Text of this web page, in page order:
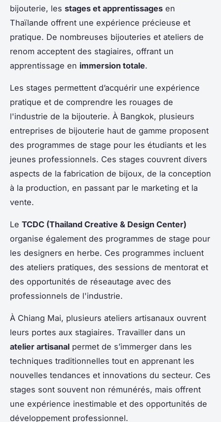
bijouterie, les stages et apprentissages en
Thaïlande offrent une expérience précieuse et
pratique. De nombreuses bijouteries et ateliers de
renom acceptent des stagiaires, offrant un
apprentissage en immersion totale.
Les stages permettent d’acquérir une expérience
pratique et de comprendre les rouages de
l'industrie de la bijouterie. À Bangkok, plusieurs
entreprises de bijouterie haut de gamme proposent
des programmes de stage pour les étudiants et les
jeunes professionnels. Ces stages couvrent divers
aspects de la fabrication de bijoux, de la conception
à la production, en passant par le marketing et la
vente.
Le TCDC (Thailand Creative & Design Center)
organise également des programmes de stage pour
les designers en herbe. Ces programmes incluent
des ateliers pratiques, des sessions de mentorat et
des opportunités de réseautage avec des
professionnels de l'industrie.
À Chiang Mai, plusieurs ateliers artisanaux ouvrent
leurs portes aux stagiaires. Travailler dans un
atelier artisanal permet de s’immerger dans les
techniques traditionnelles tout en apprenant les
nouvelles tendances et innovations du secteur. Ces
stages sont souvent non rémunérés, mais offrent
une expérience inestimable et des opportunités de
développement professionnel.